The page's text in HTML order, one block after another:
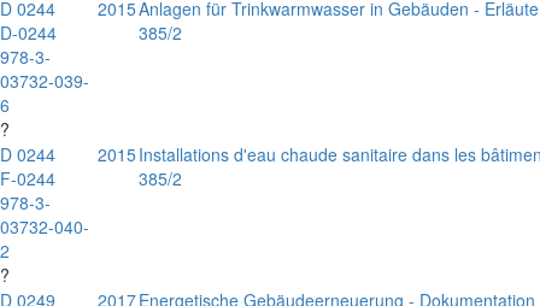
D 0244
D-0244
978-3-
03732-039-
6
?
2015Anlagen für Trinkwarmwasser in Gebäuden -
385/2
D 0244
F-0244
978-3-
03732-040-
2
?
2015Installations d'eau chaude sanitaire dans les
385/2
D 0249
2017Energetische Gebäudeerneuerung -